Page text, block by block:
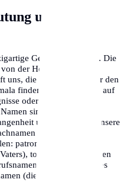
und
Geschichte in sich. Die
der Herkunft und
uns, die Bedeutung hinter den
finden wir Namen, die auf
oder geografische
sind lebendige
und helfen uns, unsere
lassen sich in
patronymische Namen
toponymische Namen
(die den Beruf des
(die auf persönliche